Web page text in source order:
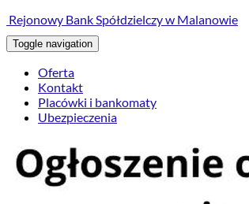
Rejonowy Bank Spółdzielczy w Malanowie
Toggle navigation
Oferta
Kontakt
Placówki i bankomaty
Ubezpieczenia